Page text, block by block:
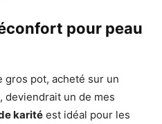
pour peau
gros pot, acheté sur un
deviendrait un de mes
karité est idéal pour les